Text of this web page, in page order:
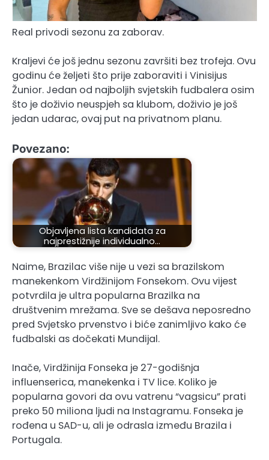
Real privodi sezonu za zaborav.
Kraljevi će još jednu sezonu završiti bez trofeja. Ovu
godinu će željeti što prije zaboraviti i Vinisijus
Žunior. Jedan od najboljih svjetskih fudbalera osim
što je doživio neuspjeh sa klubom, doživio je još
jedan udarac, ovaj put na privatnom planu.
Povezano:
Objavljena lista kandidata za
najprestižnije individualno…
Naime, Brazilac više nije u vezi sa brazilskom
manekenkom Virdžinijom Fonsekom. Ovu vijest
potvrdila je ultra popularna Brazilka na
društvenim mrežama. Sve se dešava neposredno
pred Svjetsko prvenstvo i biće zanimljivo kako će
fudbalski as dočekati Mundijal.
Inače, Virdžinija Fonseka je 27-godišnja
influenserica, manekenka i TV lice. Koliko je
popularna govori da ovu vatrenu “vagsicu” prati
preko 50 miliona ljudi na Instagramu. Fonseka je
rođena u SAD-u, ali je odrasla između Brazila i
Portugala.